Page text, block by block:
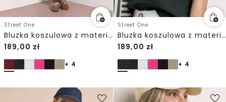
Street One
Bluzka koszulowa z materiału muślinowego
189,00 zł
+ 4
Street One
Bluzka koszulowa z materiału muślinowego
189,00 zł
+ 4